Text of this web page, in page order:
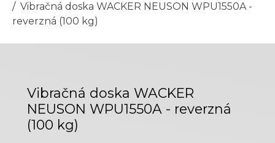
Vibračná doska WACKER NEUSON WPU1550A -
reverzná (100 kg)
Vibračná doska WACKER
NEUSON WPU1550A - reverzná
(100 kg)